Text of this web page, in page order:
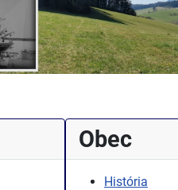
Obec
História